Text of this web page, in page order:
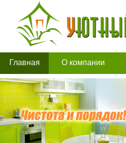
Главная О компании